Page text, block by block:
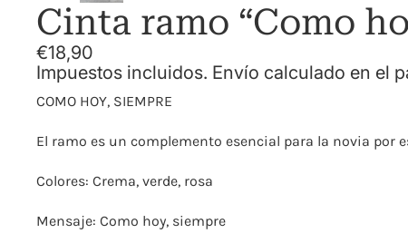
Cinta ramo “Como
€18,90
Impuestos incluidos. Envío calculado en el
COMO HOY, SIEMPRE
El ramo es un complemento esencial para la novia por
Colores: Crema, verde, rosa
Mensaje: Como hoy, siempre